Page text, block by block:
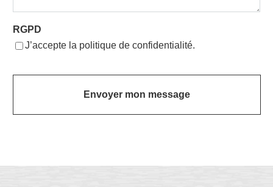
RGPD
J’accepte la politique de confidentialité.